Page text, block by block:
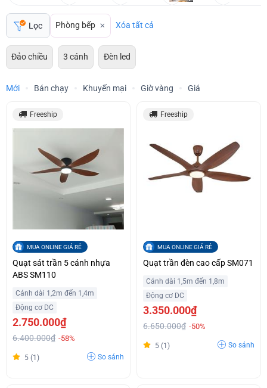
Lọc Phòng bếp Xóa tất cả
Đảo chiều 3 cánh Đèn led
Mới Bán chạy Khuyến mại Giờ vàng Giá
Freeship
MUA ONLINE GIÁ RẺ
Quạt sát trần 5 cánh nhựa
ABS SM110
Cánh dài 1,2m đến 1,4m
Động cơ DC
2.750.000₫
6.400.000₫ -58%
5 (1) So sánh
Freeship
MUA ONLINE GIÁ RẺ
Quạt trần đèn cao cấp SM071
Cánh dài 1,5m đến 1,8m
Động cơ DC
3.350.000₫
6.650.000₫ -50%
5 (1) So sánh